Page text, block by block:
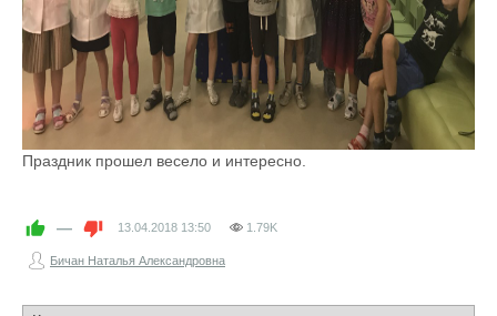
Праздник прошел весело и интересно.
— 13.04.2018 13:50 1.79K
Бичан Наталья Александровна